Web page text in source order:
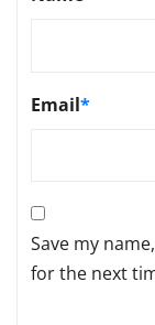
Email*
Save my
for the next